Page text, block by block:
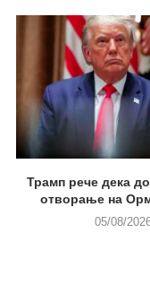
Трамп рече дека
отворање на
05/08/